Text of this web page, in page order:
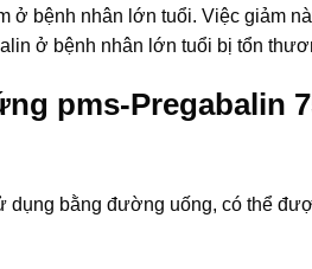
ở bệnh nhân lớn tuổi. Việc giảm
ở bệnh nhân lớn tuổi bị tổn
pms-Pregabalin
bằng đường uống, có thể